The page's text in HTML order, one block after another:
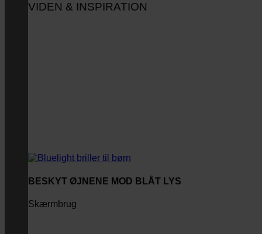
VIDEN & INSPIRATION
BESKYT ØJNENE MOD BLÅT LYS
Skærmbrug